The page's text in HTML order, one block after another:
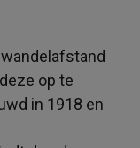
op te
in 1918 en